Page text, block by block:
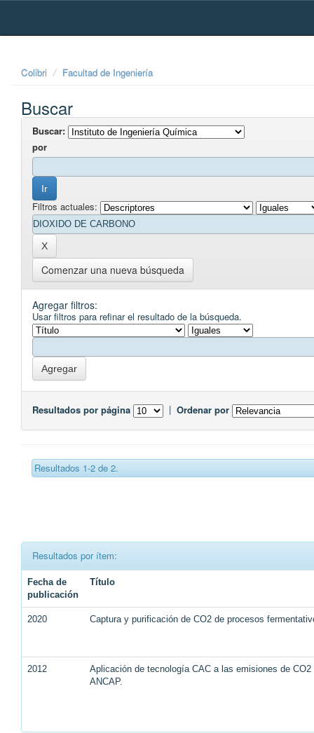
Skip
Colibri Facultad de Ingeniería
Buscar
Buscar:
por
Filtros actuales:
Comenzar una nueva búsqueda
Agregar filtros:
Usar filtros para refinar el resultado de la búsqueda.
Resultados por página | Ordenar por
Resultados 1-2 de 2.
Resultados por ítem:
Fecha de
publicación
Título
2020 Captura y purificación de CO2 de procesos
2012
Aplicación de tecnología CAC a las emisiones de
ANCAP.